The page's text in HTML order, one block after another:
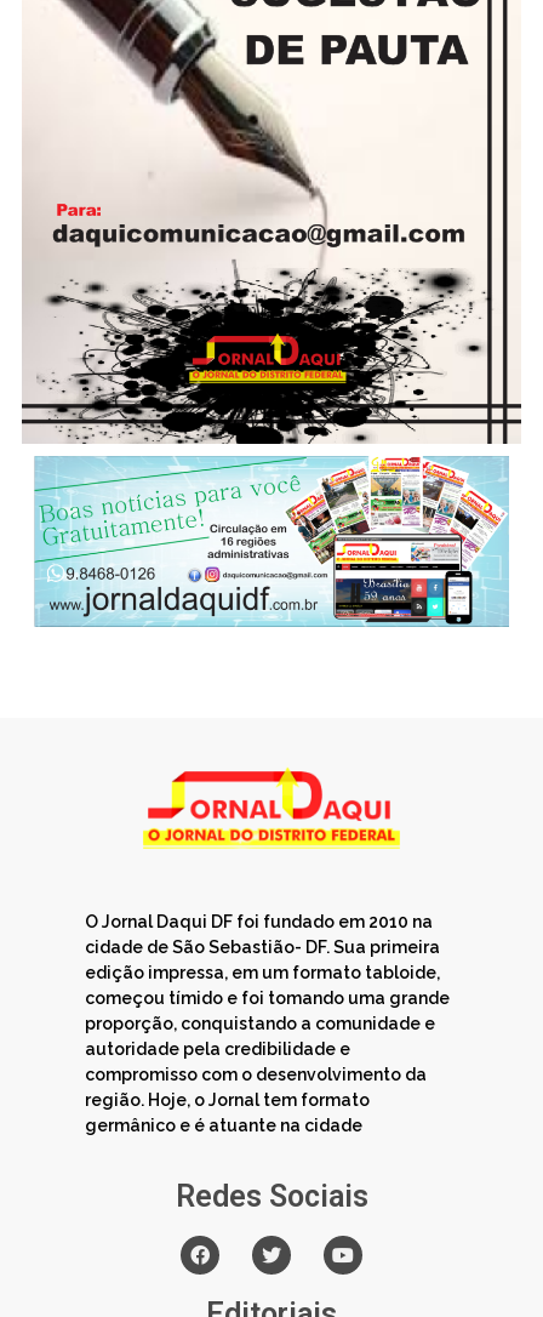
O Jornal Daqui DF foi fundado em 2010 na
cidade de São Sebastião- DF. Sua primeira
edição impressa, em um formato tabloide,
começou tímido e foi tomando uma grande
proporção, conquistando a comunidade e
autoridade pela credibilidade e
compromisso com o desenvolvimento da
região. Hoje, o Jornal tem formato
germânico e é atuante na cidade
Redes Sociais